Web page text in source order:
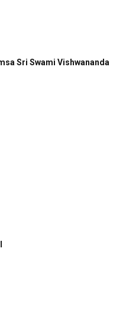
Sri Swami Vishwananda